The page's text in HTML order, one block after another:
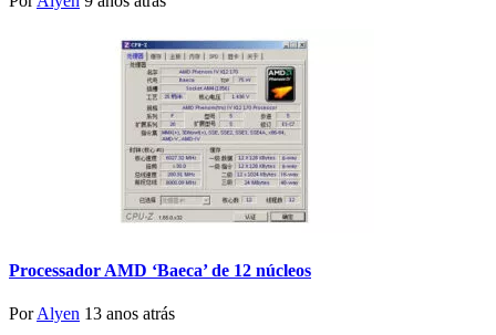
Processador AMD ‘Baeca’ de 12 núcleos
PorAlyen 13 anos atrás